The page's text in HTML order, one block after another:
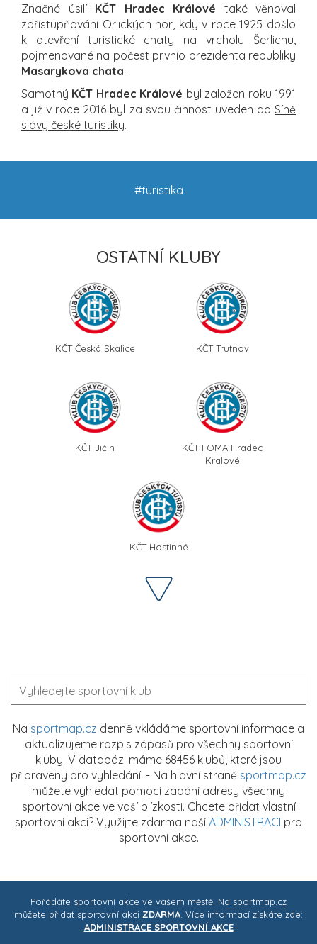
Značné úsilí KČT Hradec Králové také věnoval
zpřístupňování Orlických hor, kdy v roce 1925 došlo
k otevření turistické chaty na vrcholu Šerlichu,
pojmenované na počest prvnío prezidenta republiky
Masarykova chata.
Samotný KČT Hradec Králové byl založen roku 1991
a již v roce 2016 byl za svou činnost uveden do Síně
slávy české turistiky.
#turistika
OSTATNÍ KLUBY
KČT Česká Skalice KČT Trutnov
KČT Jičín
KČT FOMA Hradec
Kralové
KČT Hostinné
Na sportmap.cz denně vkládáme sportovní informace a
aktualizujeme rozpis zápasů pro všechny sportovní
kluby. V databázi máme 68456 klubů, které jsou
připraveny pro vyhledání. - Na hlavní straně sportmap.cz
můžete vyhledat pomocí zadání adresy všechny
sportovní akce ve vaší blízkosti. Chcete přidat vlastní
sportovní akci? Využijte zdarma naší ADMINISTRACI pro
sportovní akce.
Pořádáte sportovní akce ve vašem městě. Na sportmap.cz
můžete přidat sportovní akci ZDARMA . Více informací získáte zde:
ADMINISTRACE SPORTOVNÍ AKCE